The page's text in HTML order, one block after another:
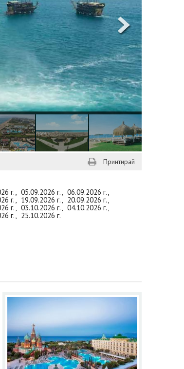
Принтирай
г., 05.09.2026 г., 06.09.2026 г.,
г., 19.09.2026 г., 20.09.2026 г.,
г., 03.10.2026 г., 04.10.2026 г.,
г., 25.10.2026 г.